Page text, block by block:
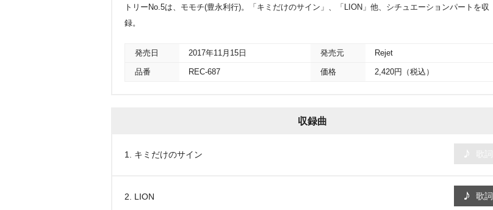
トリーNo.5は、モモチ(豊永利行)。「キミだけのサイン」、「LION」他、シチュエーションパートを収
録。
発売日 2017年11月15日 発売元 Rejet
品番 REC-687 価格 2,420円（税込）
収録曲
1. キミだけのサイン
2. LION 歌詞